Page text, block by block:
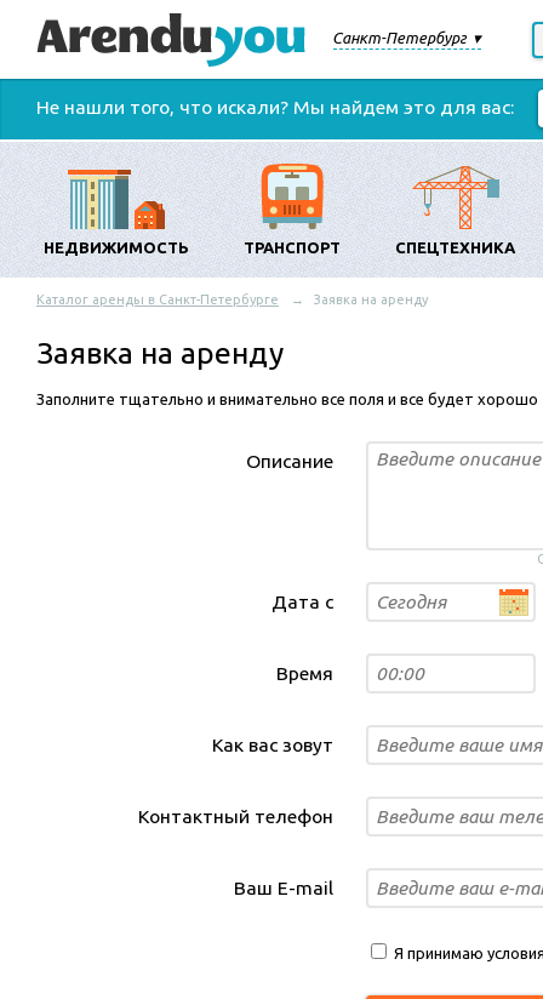
Санкт-Петербург
Не нашли того, что искали? Мы найдем это для вас:
НЕДВИЖИМОСТЬ ТРАНСПОРТ СПЕЦТЕХНИКА
Каталог аренды в Санкт-Петербурге Заявка на аренду
Заявка на аренду
Заполните тщательно и внимательно все поля и все будет хорошо
Описание
Дата с
Время
Как вас зовут
Контактный телефон
Ваш E-mail
Я принимаю